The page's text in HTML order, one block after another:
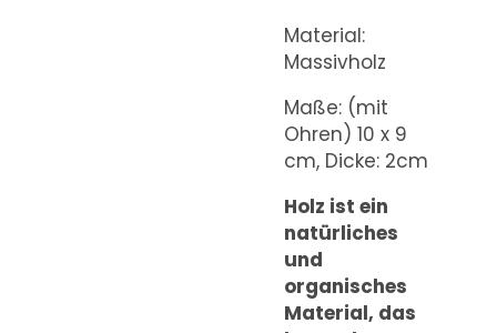
Material:
Massivholz
Maße: (mit
Ohren) 10 x 9
cm, Dicke: 2cm
Holz ist ein
natürliches
und
organisches
Material, das